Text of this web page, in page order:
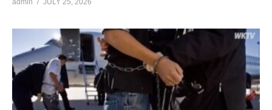
admin JULY 25, 2026